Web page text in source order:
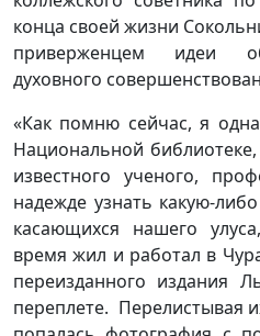
конца своей жизни
приверженцем идеи
духовного
«Как помню сейчас, я
Национальной
известного ученого,
надежде узнать какую-
касающихся нашего
время жил и работал в
переизданного издания
переплете. Перелистывая